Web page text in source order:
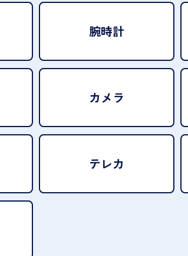
腕時計
カメラ
テレカ